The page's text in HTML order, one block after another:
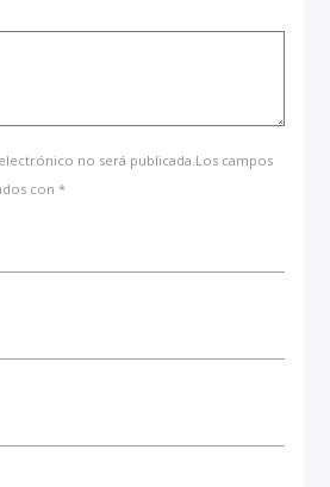
no será publicada.Los campos
con *